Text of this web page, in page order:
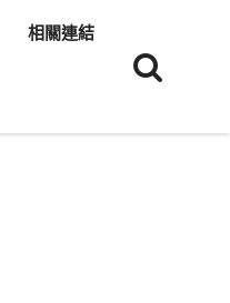
相關連結